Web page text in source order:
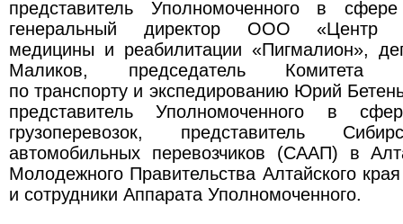
представитель Уполномоченного в сфере
генеральный директор ООО «Центр
медицины и реабилитации «Пигмалион»,
Маликов, председатель Комитета
по транспорту и экспедированию Юрий
представитель Уполномоченного в
грузоперевозок, представитель
автомобильных перевозчиков (СААП) в
Молодежного Правительства Алтайского
и сотрудники Аппарата Уполномоченного.